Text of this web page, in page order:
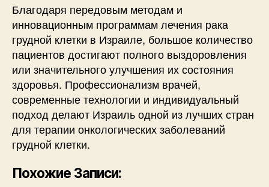
Благодаря передовым методам и
инновационным программам лечения рака
грудной клетки в Израиле, большое количество
пациентов достигают полного выздоровления
или значительного улучшения их состояния
здоровья. Профессионализм врачей,
современные технологии и индивидуальный
подход делают Израиль одной из лучших стран
для терапии онкологических заболеваний
грудной клетки.
Похожие Записи: